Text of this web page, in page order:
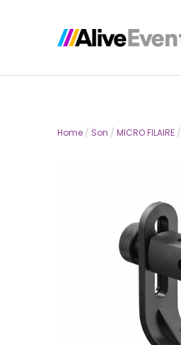
Home / Son / MICRO FILAIRE /